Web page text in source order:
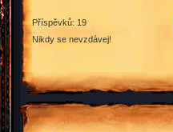
Příspěvků: 19
Nikdy se nevzdávej!